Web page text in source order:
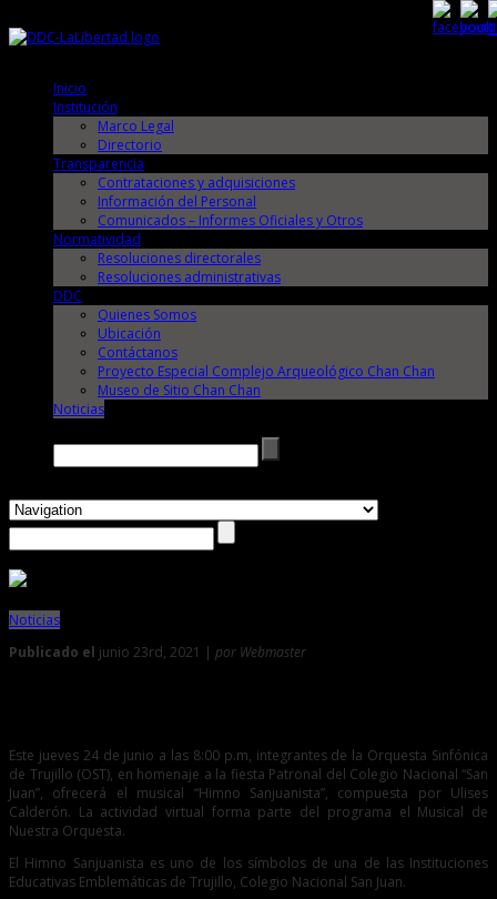
Inicio
Institución
Marco Legal
Directorio
Transparencia
Contrataciones y adquisiciones
Información del Personal
Comunicados – Informes Oficiales y Otros
Normatividad
Resoluciones directorales
Resoluciones administrativas
DDC
Quienes Somos
Ubicación
Contáctanos
Proyecto Especial Complejo Arqueológico Chan Chan
Museo de Sitio Chan Chan
Noticias
Noticias
Publicado el junio 23rd, 2021 | por Webmaster
Este jueves 24 de junio a las 8:00 p.m, integrantes de la Orquesta Sinfónica
de Trujillo (OST), en homenaje a la fiesta Patronal del Colegio Nacional “San
Juan”, ofrecerá el musical “Himno Sanjuanista”, compuesta por Ulises
Calderón. La actividad virtual forma parte del programa el Musical de
Nuestra Orquesta.
El Himno Sanjuanista es uno de los símbolos de una de las Instituciones
Educativas Emblemáticas de Trujillo, Colegio Nacional San Juan.